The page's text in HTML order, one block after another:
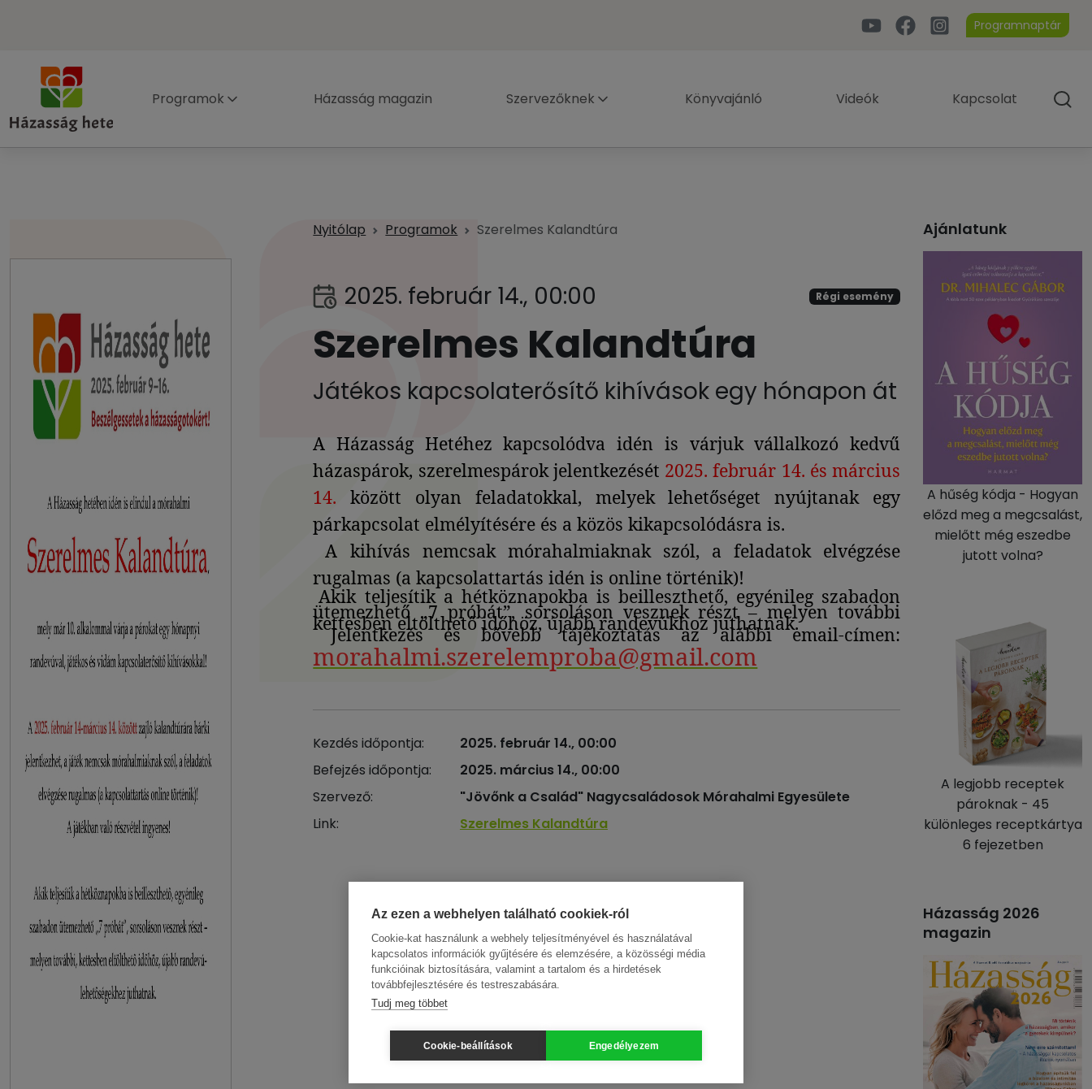
Programnaptár
Programok Házasság magazin Szervezőknek Könyvajánló Videók Kapcsolat
Nyitólap Programok Szerelmes Kalandtúra
2025. február 14., 00:00 Régi esemény
Szerelmes Kalandtúra
Játékos kapcsolaterősítő kihívások egy hónapon át
A Házasság Hetéhez kapcsolódva idén is várjuk vállalkozó kedvű
házaspárok, szerelmespárok jelentkezését 2025. február 14. és március
14. között olyan feladatokkal, melyek lehetőséget nyújtanak egy
párkapcsolat elmélyítésére és a közös kikapcsolódásra is.
A kihívás nemcsak mórahalmiaknak szól, a feladatok elvégzése
rugalmas (a kapcsolattartás idén is online történik)!
Akik teljesítik a hétköznapokba is beilleszthető, egyénileg szabadon
ütemezhető „7 próbát”, sorsoláson vesznek részt – melyen további
kettesben eltölthető időhöz, újabb randevúkhoz juthatnak.
Jelentkezésés bővebb tájékoztatás az alábbi email-címen:
morahalmi.szerelemproba@gmail.com
Kezdés időpontja:
2025. február 14., 00:00
Befejzés időpontja:
2025. március 14., 00:00
Szervező:
"Jövőnk a Család" Nagycsaládosok Mórahalmi Egyesülete
Link:
Szerelmes Kalandtúra
Ajánlatunk
A hűség kódja - Hogyan
előzd meg a megcsalást,
mielőtt még eszedbe
jutott volna?
A legjobb receptek
pároknak - 45
különleges receptkártya
6 fejezetben
Házasság 2026
magazin
Az ezen a webhelyen található cookiek-ról
Cookie-kat használunk a webhely teljesítményével és használatával
kapcsolatos információk gyűjtésére és elemzésére, a közösségi média
funkcióinak biztosítására, valamint a tartalom és a hirdetések
továbbfejlesztésére és testreszabására.
Tudj meg többet
Cookie-beállítások Engedélyezem